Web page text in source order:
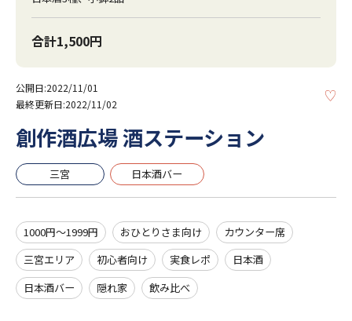
合計1,500円
公開日:2022/11/01
最終更新日:2022/11/02
創作酒広場 酒ステーション
三宮 日本酒バー
1000円～1999円 おひとりさま向け
カウンター席
三宮エリア
初心者向け 実食レポ
日本酒
日本酒バー
隠れ家 飲み比べ